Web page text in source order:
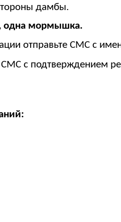
дамбы.
одна мормышка.
отправьте СМС с
с подтверждением